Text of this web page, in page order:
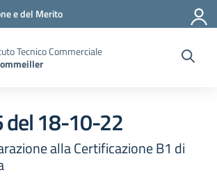
e del Merito
Tecnico Commerciale
del 18-10-22
alla Certificazione B1 di